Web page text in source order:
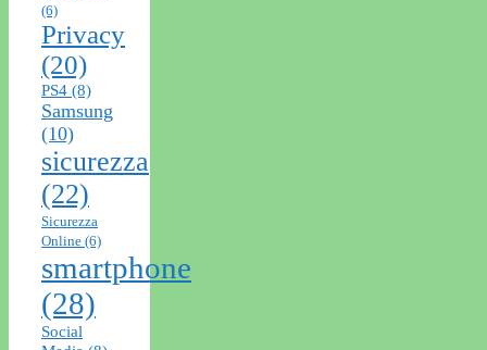
(6)
Privacy
(20)
PS4 (8)
Samsung
(10)
sicurezza
(22)
Sicurezza
Online (6)
smartphone
(28)
Social